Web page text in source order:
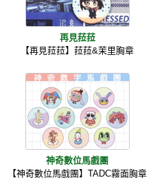
再見菈菈
【再見菈菈】菈菈&茉里胸章
神奇數位馬戲團
【神奇數位馬戲團】TADC霧面胸章